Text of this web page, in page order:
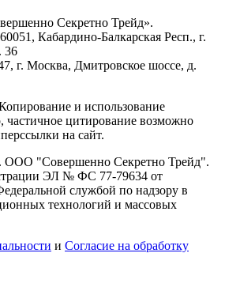
Секретно Трейд».
Кабардино-Балкарская Респ., г.
36
г. Москва, Дмитровское шоссе, д.
и использование
частичное цитирование возможно
на сайт.
ООО "Совершенно Секретно Трейд".
ЭЛ № ФС 77-79634 от
службой по надзору в
технологий и массовых
и Согласие на обработку